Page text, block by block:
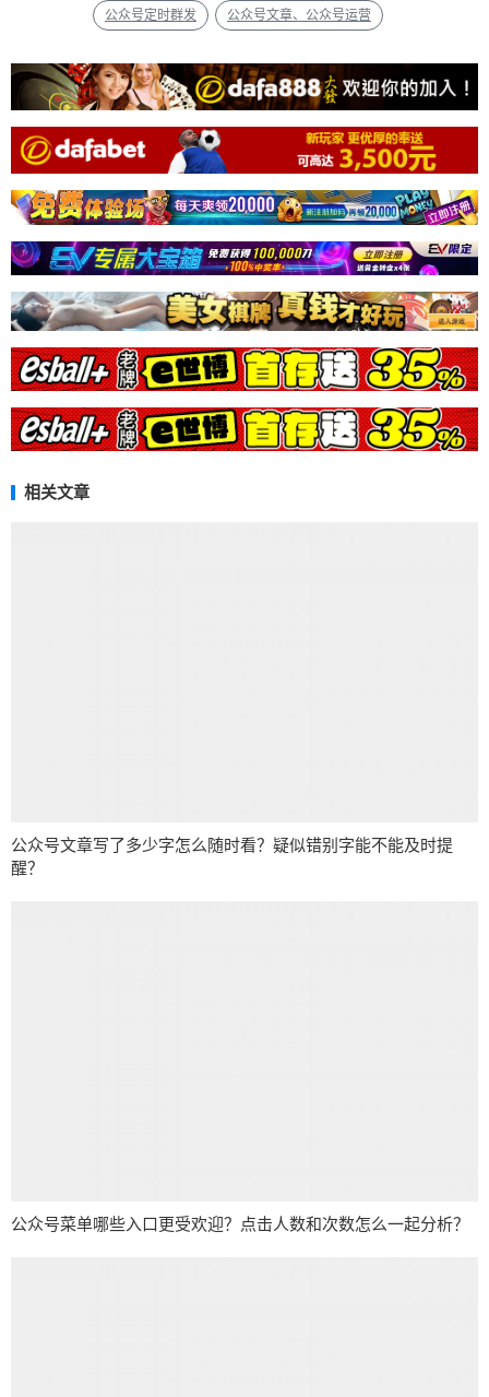
公众号定时群发 公众号文章、公众号运营
相关文章
公众号文章写了多少字怎么随时看？疑似错别字能不能及时提
醒？
公众号菜单哪些入口更受欢迎？点击人数和次数怎么一起分析？